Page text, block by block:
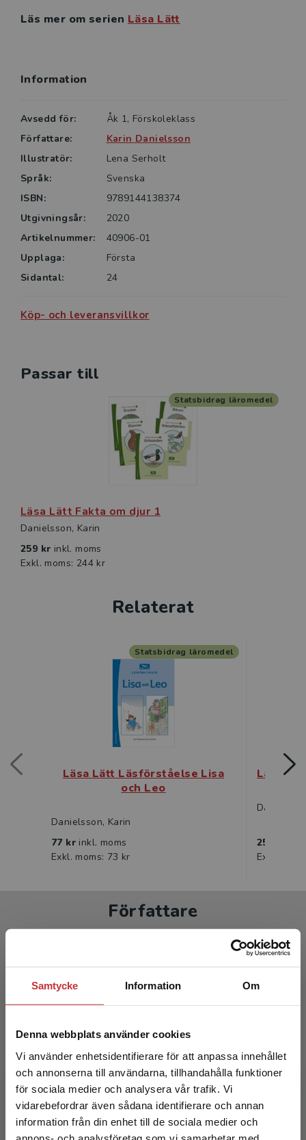
Samtycke Information Om
Denna webbplats använder cookies
Vi använder enhetsidentifierare för att anpassa innehållet
och annonserna till användarna, tillhandahålla funktioner
för sociala medier och analysera vår trafik. Vi
vidarebefordrar även sådana identifierare och annan
information från din enhet till de sociala medier och
Begränsad fraktregion
Läs mer om serien Läsa Lätt
Information
Avsedd för:
Åk 1, Förskoleklass
Författare:
Karin Danielsson
Illustratör:
Lena Serholt
Språk:
Svenska
ISBN:
9789144138374
Utgivningsår:
2020
Artikelnummer:
40906-01
Upplaga:
Första
Sidantal:
24
Köp- och leveransvillkor
Passar till
Läsa Lätt Fakta om djur 1
Danielsson, Karin
259 kr inkl. moms
Exkl. moms: 244 kr
Statsbidrag läromedel
Relaterat
Läsa Lätt Läsförståelse Lisa
och Leo
Danielsson, Karin
77 kr inkl. moms
Exkl. moms: 73 kr
Statsbidrag läromedel
Läsa
259 kr
Exkl.
Författare
Karin Danielsson
Karin Danielsson har lång erfarenhet av att lära
barn läsa och är också en välkänd
läromedelsförfattare.